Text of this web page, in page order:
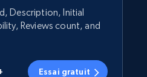
Description, Initial
Reviews count, and
Essai gratuit